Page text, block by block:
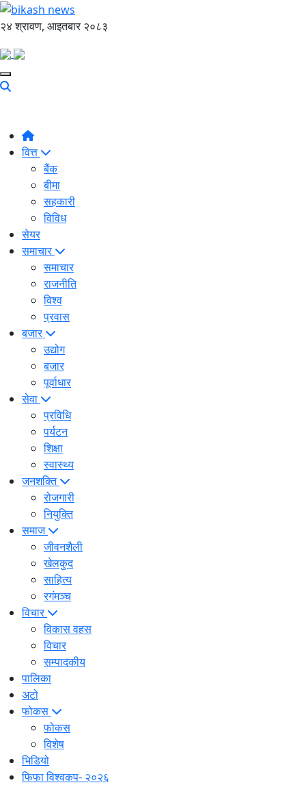
२४ श्रावण, आइतबार २०८३
वित्त
बैंक
बीमा
सहकारी
विविध
सेयर
समाचार
समाचार
राजनीति
विश्व
प्रवास
बजार
उद्योग
बजार
पूर्वाधार
सेवा
प्रविधि
पर्यटन
शिक्षा
स्वास्थ्य
जनशक्ति
रोजगारी
नियुक्ति
समाज
जीवनशैली
खेलकुद
साहित्य
रगंमञ्च
विचार
विकास वहस
विचार
सम्पादकीय
पालिका
अटो
फोकस
फोकस
विशेष
भिडियो
फिफा विश्वकप- २०२६